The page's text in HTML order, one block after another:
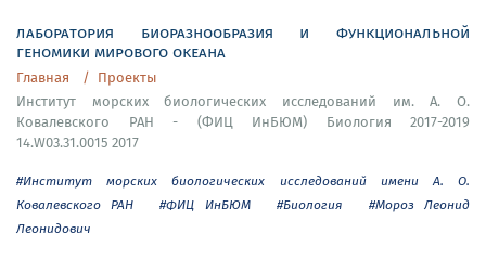
лаборатория биоразнообразия и функциональной
геномики мирового океана
Главная
Проекты
Институт морских биологических исследований им. А. О.
Ковалевского РАН - (ФИЦ ИнБЮМ) Биология 2017-2019
14.W03.31.0015 2017
#Институт морских биологических исследований имени А. О.
Ковалевского РАН
#ФИЦ ИнБЮМ #Биология
#Мороз Леонид
Леонидович